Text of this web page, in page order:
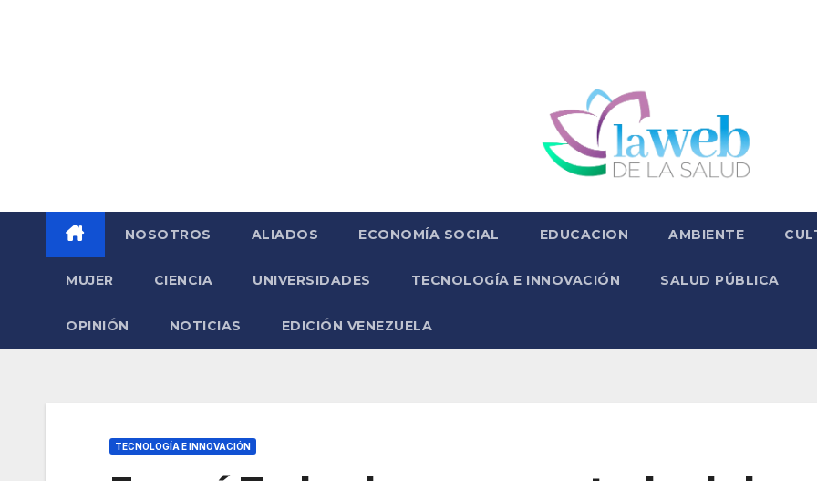
NOSOTROS ALIADOS ECONOMÍA SOCIAL EDUCACION AMBIENTE
MUJER CIENCIA UNIVERSIDADES TECNOLOGÍA E INNOVACIÓN SALUD PÚBLICA
OPINIÓN NOTICIAS EDICIÓN VENEZUELA
TECNOLOGÍA E INNOVACIÓN